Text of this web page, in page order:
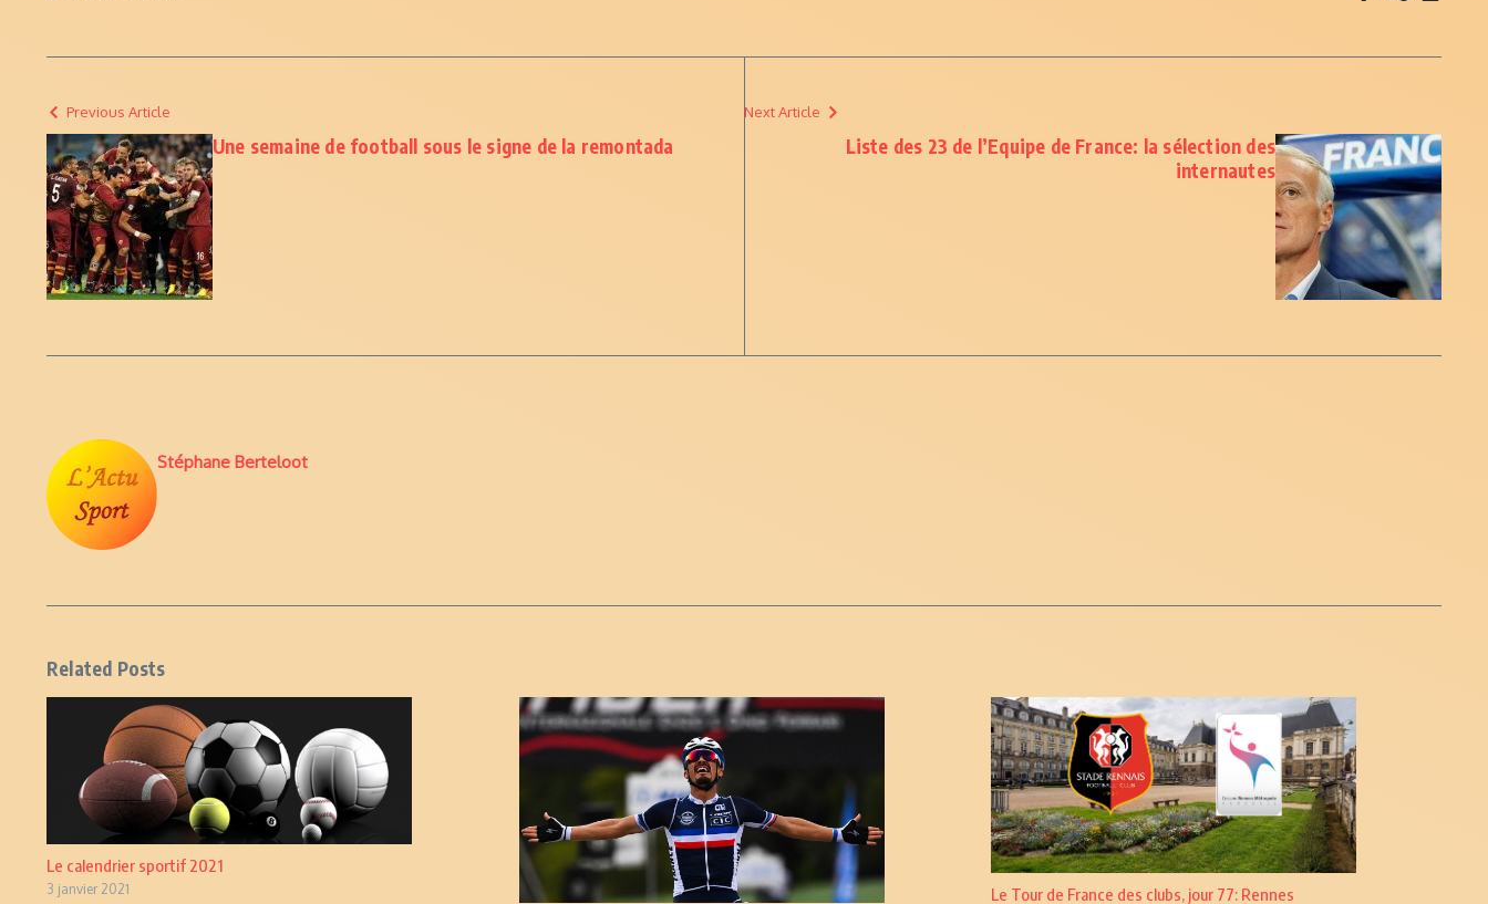
Previous Article
Une semaine de football sous le signe de la remontada
Next Article
Liste des 23 de l’Equipe de France: la sélection des
internautes
Stéphane Berteloot
Related Posts
Le calendrier sportif 2021
3 janvier 2021 Le Tour de France des clubs, jour 77: Rennes